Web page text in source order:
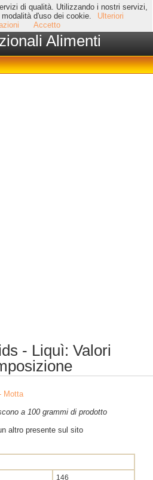
di qualità. Utilizzando i nostri servizi,
d'uso dei cookie.
Ulteriori
Accetto
Alimenti
- Liquì: Valori
Motta
a 100 grammi di prodotto
altro presente sul sito
146